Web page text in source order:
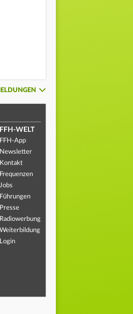
FFH-WELT
FFH-App
Newsletter
Kontakt
Frequenzen
Jobs
Führungen
Presse
Radiowerbung
Weiterbildung
Login